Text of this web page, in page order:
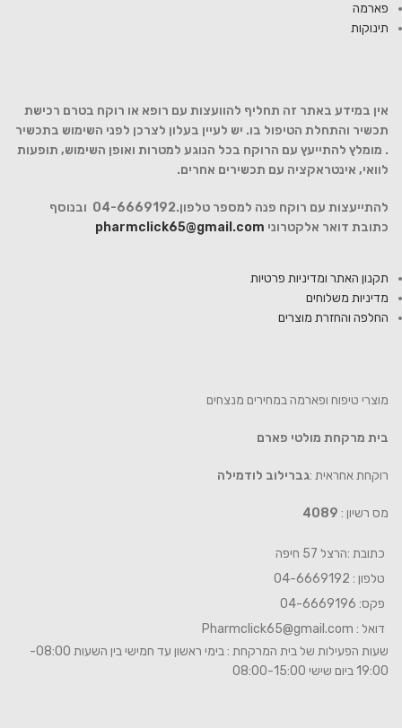
פארמה
תינוקות
אין במידע באתר זה תחליף להוועצות עם רופא או רוקח בטרם רכישת
תכשיר והתחלת הטיפול בו. יש לעיין בעלון לצרכן לפני השימוש בתכשיר
. מומלץ להתייעץ עם הרוקח בכל הנוגע למטרות ואופן השימוש, תופעות
לוואי, אינטראקציה עם תכשירים אחרים.
להתייעצות עם רוקח פנה למספר טלפון.04-6669192 ובנוסף
כתובת דואר אלקטרוני pharmclick65@gmail.com
תקנון האתר ומדיניות פרטיות
מדיניות משלוחים
החלפה והחזרת מוצרים
מוצרי טיפוח ופארמה במחירים מנצחים
בית מרקחת מולטי פארם
רוקחת אחראית :גברילוב לודמילה
מס רשיון : 4089
כתובת :הרצל 57 חיפה
טלפון : 04-6669192
פקס: 04-6669196
דואל : Pharmclick65@gmail.com
שעות הפעילות של בית המרקחת : בימי ראשון עד חמישי בין השעות 08:00-
19:00 ביום שישי 08:00-15:00